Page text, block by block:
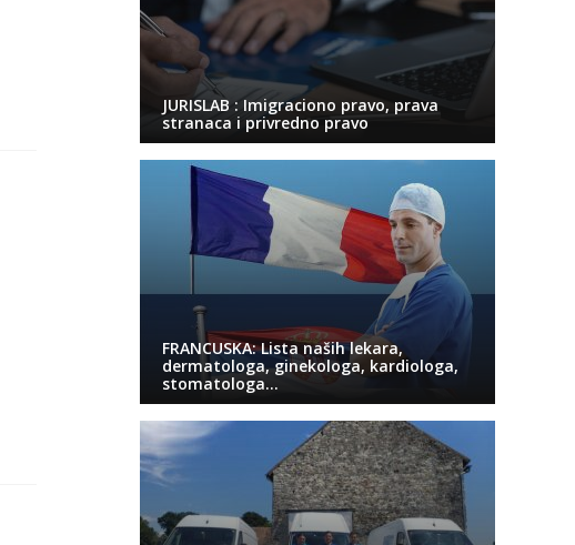
JURISLAB : Imigraciono pravo, prava
stranaca i privredno pravo
FRANCUSKA: Lista naših lekara,
dermatologa, ginekologa, kardiologa,
stomatologa…